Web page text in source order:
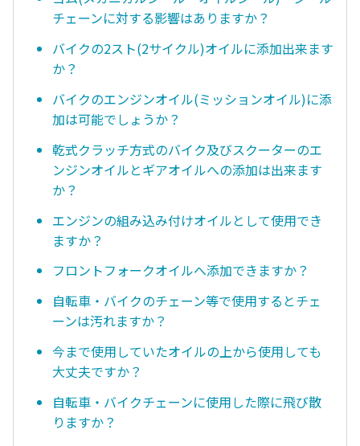
チェーンに対する影響はありますか？
バイクの2スト(2サイクル)オイルに添加出来ます
か？
バイクのエンジンオイル(ミッションオイル)に添
加は可能でしょうか？
乾式クラッチ方式のバイク及びスクーターのエ
ンジンオイルとギアオイルへの添加は出来ます
か？
エンジンの組み込み付けオイルとして使用でき
ますか？
フロントフォークオイルへ添加できますか？
自転車・バイクのチェーン等で使用するとチェ
ーンは汚れますか？
今まで使用していたオイルの上から使用しても
大丈夫ですか？
自転車・バイクチェーンに使用した際に飛び散
りますか？